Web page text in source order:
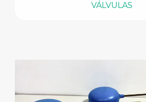
VÁLVULAS